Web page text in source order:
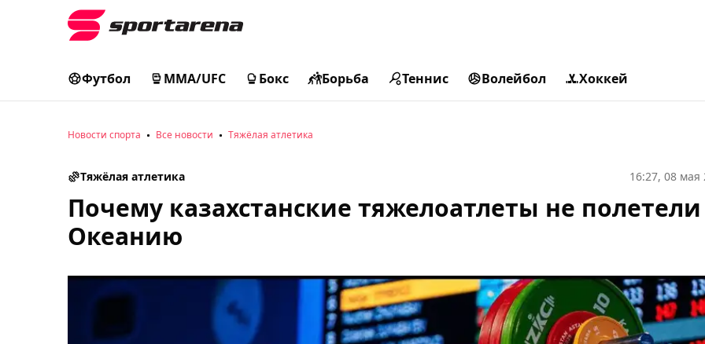
Футбол MMA/UFC Бокс Борьба Теннис Волейбол Хоккей
Новости спорта Все новости Тяжёлая атлетика
Тяжёлая атлетика 16:27, 08 мая
Почему казахстанские тяжелоатлеты не
Океанию